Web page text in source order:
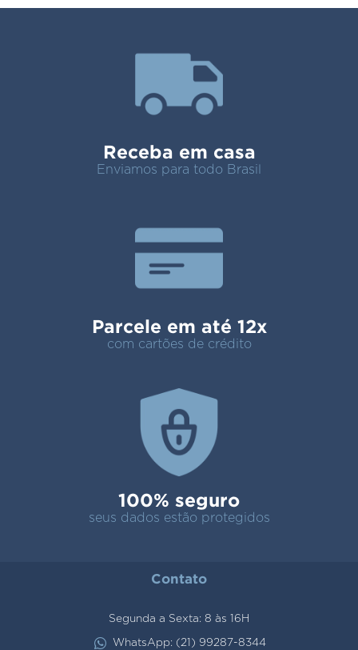
Receba em casa
Enviamos para todo Brasil
Parcele em até 12x
com cartões de crédito
100% seguro
seus dados estão protegidos
Contato
Segunda a Sexta: 8 às 16H
WhatsApp: (21) 99287-8344